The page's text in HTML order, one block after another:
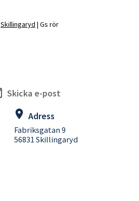
Skillingaryd Gs rör
Skicka e-post
Adress
Fabriksgatan 9
56831 Skillingaryd